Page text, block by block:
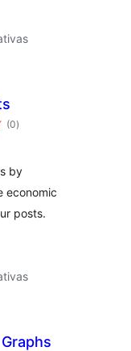
(0avaliações
totais
)
by
economic
posts.